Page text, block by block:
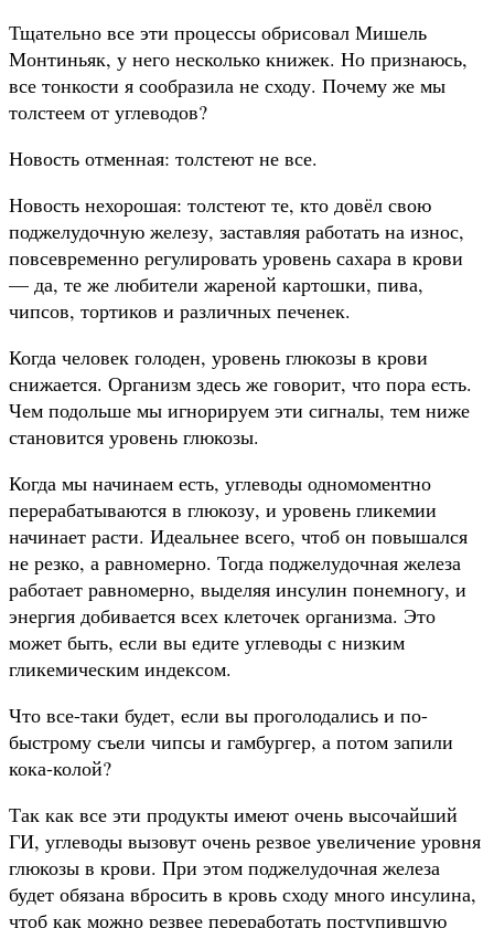
Тщательно все эти процессы обрисовал Мишель
Монтиньяк, у него несколько книжек. Но признаюсь,
все тонкости я сообразила не сходу. Почему же мы
толстеем от углеводов?
Новость отменная: толстеют не все.
Новость нехорошая: толстеют те, кто довёл свою
поджелудочную железу, заставляя работать на износ,
повсевременно регулировать уровень сахара в крови
— да, те же любители жареной картошки, пива,
чипсов, тортиков и различных печенек.
Когда человек голоден, уровень глюкозы в крови
снижается. Организм здесь же говорит, что пора есть.
Чем подольше мы игнорируем эти сигналы, тем ниже
становится уровень глюкозы.
Когда мы начинаем есть, углеводы одномоментно
перерабатываются в глюкозу, и уровень гликемии
начинает расти. Идеальнее всего, чтоб он повышался
не резко, а равномерно. Тогда поджелудочная железа
работает равномерно, выделяя инсулин понемногу, и
энергия добивается всех клеточек организма. Это
может быть, если вы едите углеводы с низким
гликемическим индексом.
Что все-таки будет, если вы проголодались и по-
быстрому съели чипсы и гамбургер, а потом запили
кока-колой?
Так как все эти продукты имеют очень высочайший
ГИ, углеводы вызовут очень резвое увеличение уровня
глюкозы в крови. При этом поджелудочная железа
будет обязана вбросить в кровь сходу много инсулина,
чтоб как можно резвее переработать поступившую